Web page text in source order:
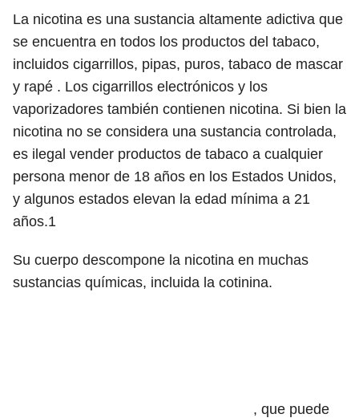
La nicotina es una sustancia altamente adictiva que
se encuentra en todos los productos del tabaco,
incluidos cigarrillos, pipas, puros, tabaco de mascar
y rapé . Los cigarrillos electrónicos y los
vaporizadores también contienen nicotina. Si bien la
nicotina no se considera una sustancia controlada,
es ilegal vender productos de tabaco a cualquier
persona menor de 18 años en los Estados Unidos,
y algunos estados elevan la edad mínima a 21
años.1
Su cuerpo descompone la nicotina en muchas
sustancias químicas, incluida la cotinina.
, que puede